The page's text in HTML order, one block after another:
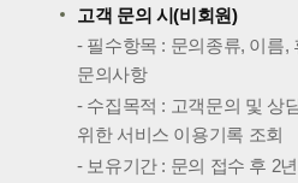
고객 문의 시(비회원)
- 필수항목 : 문의종류, 이름,
문의사항
- 수집목적 : 고객문의 및 상
위한 서비스 이용기록 조회
- 보유기간 : 문의 접수 후 2